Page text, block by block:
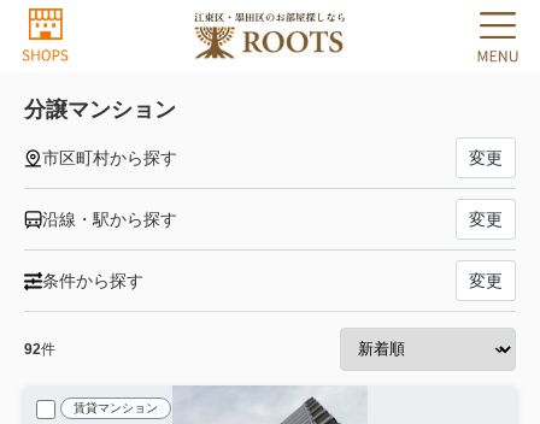
分譲マンション
市区町村から探す 変更
沿線・駅から探す 変更
条件から探す 変更
92件
賃貸マンション